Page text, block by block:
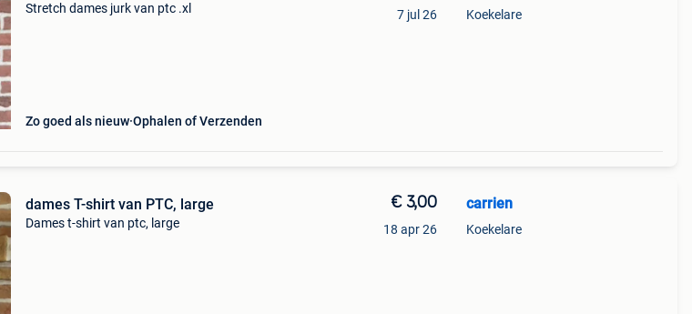
Stretch dames jurk van ptc .xl
Zo goed als nieuw Ophalen of Verzenden
7 jul 26 Koekelare
dames T-shirt van PTC, large
Dames t-shirt van ptc, large
€ 3,00
18 apr 26
carrien
Koekelare